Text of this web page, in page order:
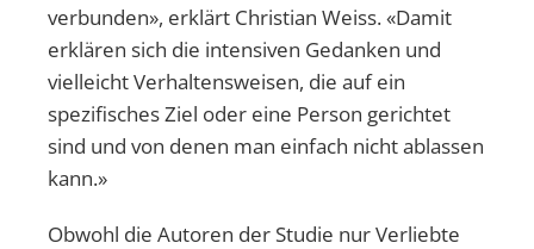
verbunden», erklärt Christian Weiss. «Damit
erklären sich die intensiven Gedanken und
vielleicht Verhaltensweisen, die auf ein
spezifisches Ziel oder eine Person gerichtet
sind und von denen man einfach nicht ablassen
kann.»
Obwohl die Autoren der Studie nur Verliebte